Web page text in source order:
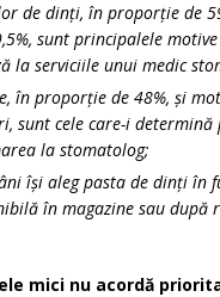
de dinți, în proporție de
sunt principalele
la serviciile unui medic
în proporție de 48%, și
sunt cele care-i determină
la stomatolog;
își aleg pasta de dinți în
în magazine sau după
mici nu acordă